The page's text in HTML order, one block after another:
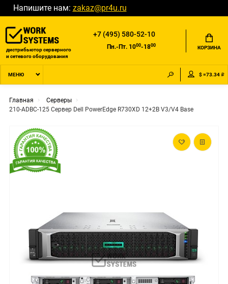
Напишите нам: zakaz@pr4u.ru
дистрибьютор серверного
и сетевого оборудования
+7 (495) 580-52-10
Пн.-Пт. 1000-1800 КОРЗИНА
МЕНЮ $ =73.34 ₽
Главная
Серверы
210-ADBC-125 Сервер Dell PowerEdge R730XD 12+2B V3/V4 Base